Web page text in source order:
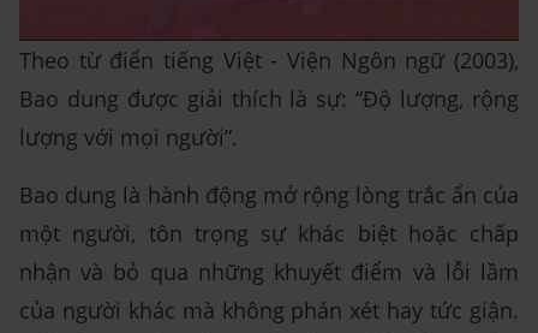
Theo từ điển tiếng Việt - Viện Ngôn ngữ (2003),
Bao dung được giải thích là sự: “Độ lượng, rộng
lượng với mọi người”.
Bao dung là hành động mở rộng lòng trắc ẩn của
một người, tôn trọng sự khác biệt hoặc chấp
nhận và bỏ qua những khuyết điểm và lỗi lầm
của người khác mà không phán xét hay tức giận.